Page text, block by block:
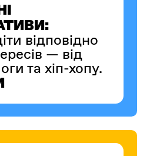
відповідно
— від
та хіп-хопу.